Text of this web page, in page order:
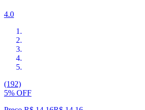
4.0
(192)
5% OFF